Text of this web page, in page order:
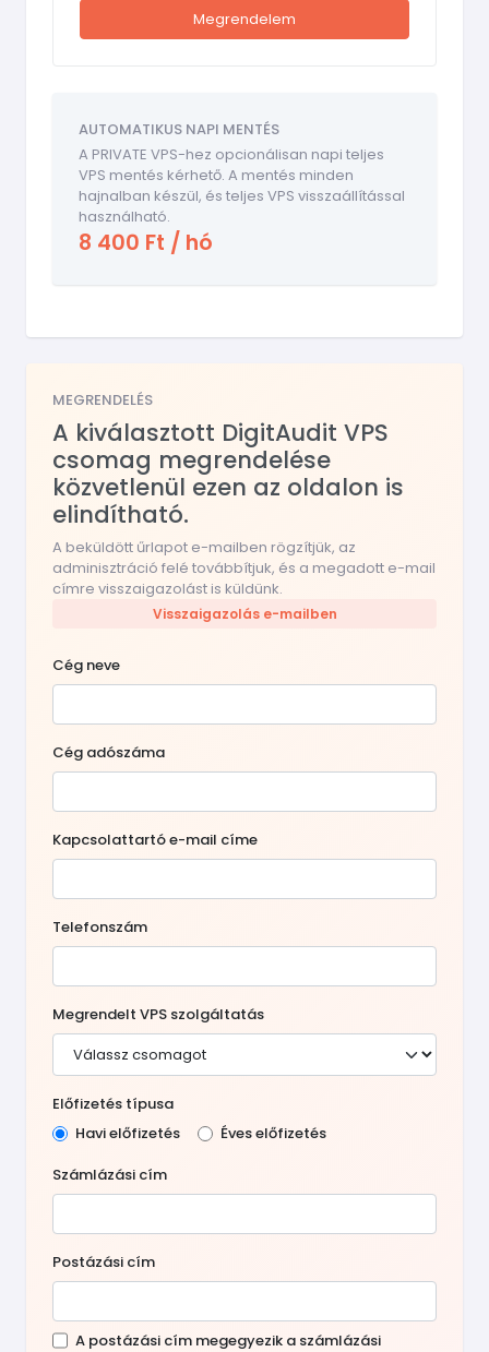
Megrendelem
AUTOMATIKUS NAPI MENTÉS
A PRIVATE VPS-hez opcionálisan napi teljes
VPS mentés kérhető. A mentés minden
hajnalban készül, és teljes VPS visszaállítással
használható.
8 400 Ft / hó
MEGRENDELÉS
A kiválasztott DigitAudit VPS
csomag megrendelése
közvetlenül ezen az oldalon is
elindítható.
A beküldött űrlapot e-mailben rögzítjük, az
adminisztráció felé továbbítjuk, és a megadott e-mail
címre visszaigazolást is küldünk.
Visszaigazolás e-mailben
Cég neve
Cég adószáma
Kapcsolattartó e-mail címe
Telefonszám
Megrendelt VPS szolgáltatás
Előfizetés típusa
Havi előfizetés
Éves előfizetés
Számlázási cím
Postázási cím
A postázási cím megegyezik a számlázási